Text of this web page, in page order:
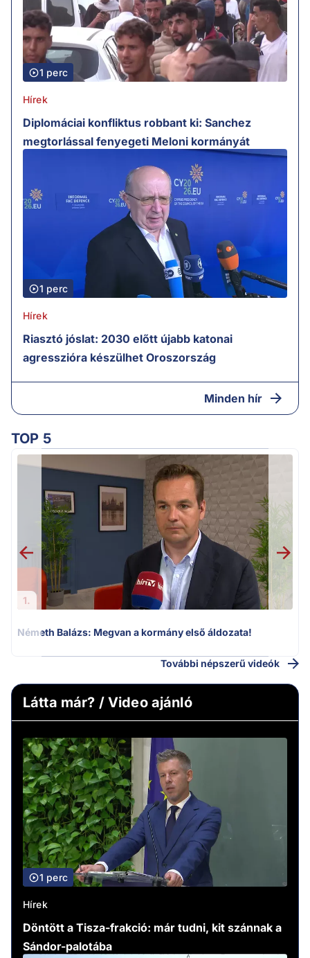
1 perc
Hírek
Diplomáciai konfliktus robbant ki: Sanchez
megtorlással fenyegeti Meloni kormányát
1 perc
Hírek
Riasztó jóslat: 2030 előtt újabb katonai
agresszióra készülhet Oroszország
Minden hír
TOP 5
1.
Németh Balázs: Megvan a kormány első áldozata!
További népszerű videók
Látta már? / Video ajánló
1 perc
Hírek
Döntött a Tisza-frakció: már tudni, kit szánnak a
Sándor-palotába